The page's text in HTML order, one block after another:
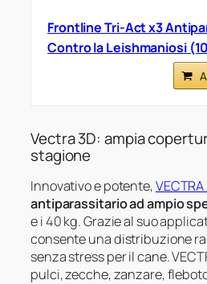
Frontline Tri-Act x3
Contro la Leishmaniosi
Vectra 3D: ampia
stagione
Innovativo e potente,VECTRA
antiparassitario ad ampio
e i 40 kg. Grazie al suo
consente una distribuzione
senza stress per il cane.
pulci, zecche, zanzare,